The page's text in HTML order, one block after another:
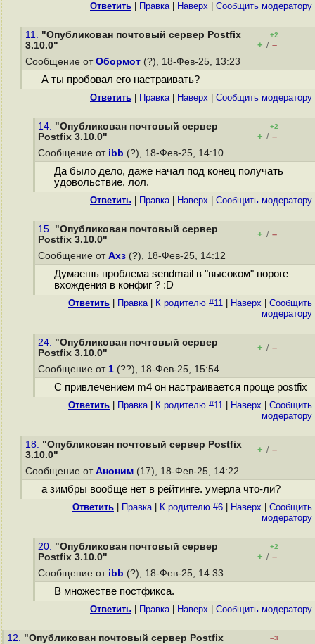
Ответить Правка| Наверх Cообщить модератору
11. "Опубликован почтовый сервер Postfix
3.10.0"
+2
+ / –
Сообщение от Обормот (?), 18-Фев-25, 13:23
А ты пробовал его настраивать?
Ответить Правка| Наверх Cообщить модератору
14. "Опубликован почтовый сервер
Postfix 3.10.0"
+2
+ / –
Сообщение от ibb (?), 18-Фев-25, 14:10
Да было дело, даже начал под конец получать
удовольствие, лол.
Ответить Правка| Наверх Cообщить модератору
15. "Опубликован почтовый сервер
Postfix 3.10.0"
+ / –
Сообщение от Ахз (?), 18-Фев-25, 14:12
Думаешь проблема sendmail в "высоком" пороге
вхождения в конфиг ? :D
Ответить Правка| К родителю #11 Наверх
Cообщить
модератору
24. "Опубликован почтовый сервер
Postfix 3.10.0"
+ / –
Сообщение от 1 (??), 18-Фев-25, 15:54
С привлечением m4 он настраивается проще postfix
Ответить Правка| К родителю #11 Наверх
Cообщить
модератору
18. "Опубликован почтовый сервер Postfix
3.10.0"
+ / –
Сообщение от Аноним (17), 18-Фев-25, 14:22
а зимбры вообще нет в рейтинге. умерла что-ли?
Ответить Правка| К родителю #6 Наверх
Cообщить
модератору
20. "Опубликован почтовый сервер
Postfix 3.10.0"
+2
+ / –
Сообщение от ibb (?), 18-Фев-25, 14:33
В множестве постфикса.
Ответить Правка| Наверх Cообщить модератору
12. "Опубликован почтовый сервер Postfix
–3